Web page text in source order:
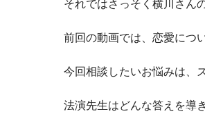
それではさっそく横川さん
前回の動画では、恋愛につ
今回相談したいお悩みは、
法演先生はどんな答えを導